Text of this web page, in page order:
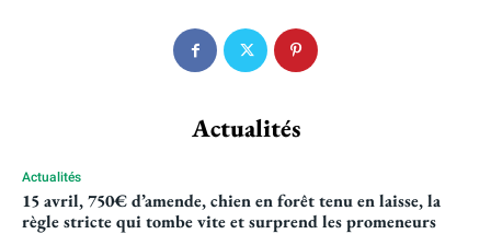
Actualités
Actualités
15 avril, 750€ d’amende, chien en forêt tenu en laisse, la
règle stricte qui tombe vite et surprend les promeneurs